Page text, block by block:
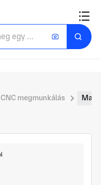
CNC megmunkálás